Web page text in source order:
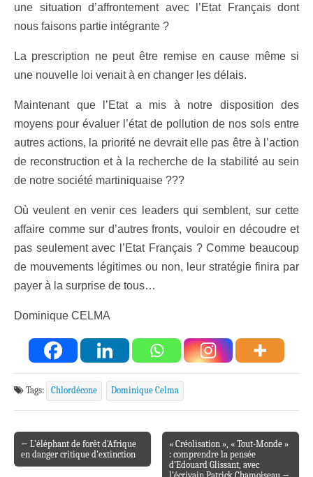
une situation d’affrontement avec l’Etat Français dont
nous faisons partie intégrante ?
La prescription ne peut être remise en cause même si
une nouvelle loi venait à en changer les délais.
Maintenant que l’Etat a mis à notre disposition des
moyens pour évaluer l’état de pollution de nos sols entre
autres actions, la priorité ne devrait elle pas être à l’action
de reconstruction et à la recherche de la stabilité au sein
de notre société martiniquaise ???
Où veulent en venir ces leaders qui semblent, sur cette
affaire comme sur d’autres fronts, vouloir en découdre et
pas seulement avec l’Etat Français ? Comme beaucoup
de mouvements légitimes ou non, leur stratégie finira par
payer à la surprise de tous…
Dominique CELMA
Tags: Chlordécone Dominique Celma
Post navigation
← L’éléphant de forêt d’Afrique
en danger critique d’extinction
« Créolisation », « Tout-Monde »
: comprendre la pensée
d’Edouard Glissant, avec